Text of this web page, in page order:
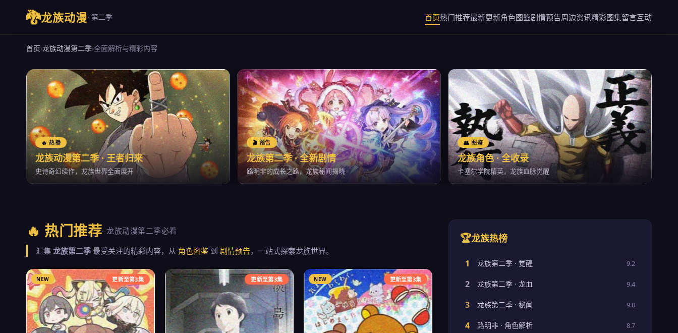
🐉龙族动漫· 第二季 首页热门推荐最新更新角色图鉴剧情预告周边资讯精彩图集留言互动
首页›龙族动漫第二季›全面解析与精彩内容
🔥 热播
龙族动漫第二季 · 王者归来
史诗奇幻续作，龙族世界全面展开
🎬 预告
龙族第二季 · 全新剧情
路明非的成长之路，龙族秘闻揭晓
👥 图鉴
龙族角色 · 全收录
卡塞尔学院精英，龙族血脉觉醒
🔥 热门推荐· 龙族动漫第二季必看
汇集 龙族第二季 最受关注的精彩内容，从 角色图鉴 到 剧情预告，一站式探索龙族世界。
更新至第3集
NEW 更新至第3集 更新至第3集
NEW
🏆龙族热榜
1 龙族第二季 · 觉醒 9.2
2 龙族第二季 · 龙血 9.4
3 龙族第二季 · 秘闻 9.0
4 路明非 · 角色解析 8.7